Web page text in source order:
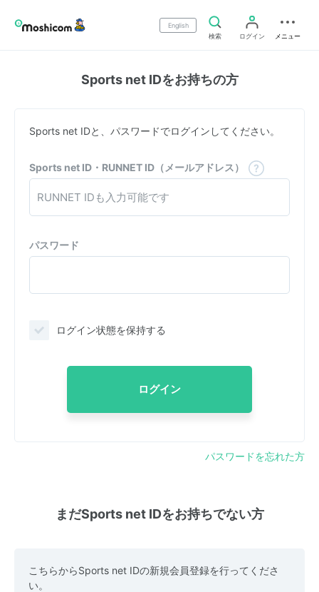
English
検索
ログイン メニュー
Sports net IDをお持ちの方
Sports net IDと、パスワードでログインしてください。
Sports net ID・RUNNET ID（メールアドレス）
パスワード
ログイン状態を保持する
ログイン
パスワードを忘れた方
まだSports net IDをお持ちでない方
こちらからSports net IDの新規会員登録を行ってくださ
い。